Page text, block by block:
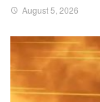
August 5, 2026